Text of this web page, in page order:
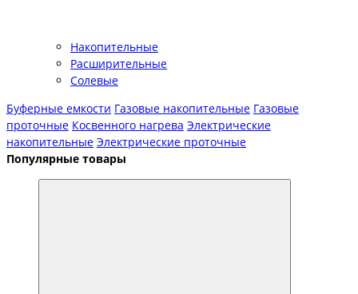
Накопительные
Расширительные
Солевые
Буферные емкости Газовые накопительные Газовые
проточные Косвенного нагрева Электрические
накопительные Электрические проточные
Популярные товары